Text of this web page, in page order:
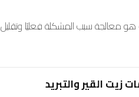
هو معالجة سبب المشكلة فعليًا وتقليل
زيت القير والتبريد